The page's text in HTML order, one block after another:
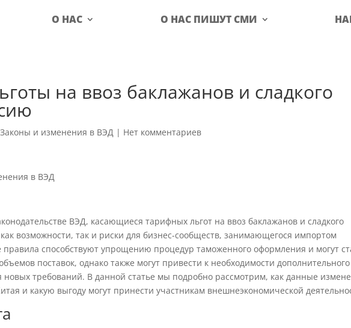
О НАС О НАС ПИШУТ СМИ
на ввоз баклажанов и сладкого
Законы и изменения в ВЭД | Нет комментариев
в ВЭД
ВЭД, касающиеся тарифных льгот на ввоз баклажанов и сладкого
возможности, так и риски для бизнес-сообществ, занимающегося импортом
способствуют упрощению процедур таможенного оформления и могут
поставок, однако также могут привести к необходимости дополнительного
требований. В данной статье мы подробно рассмотрим, как данные
и какую выгоду могут принести участникам внешнеэкономической